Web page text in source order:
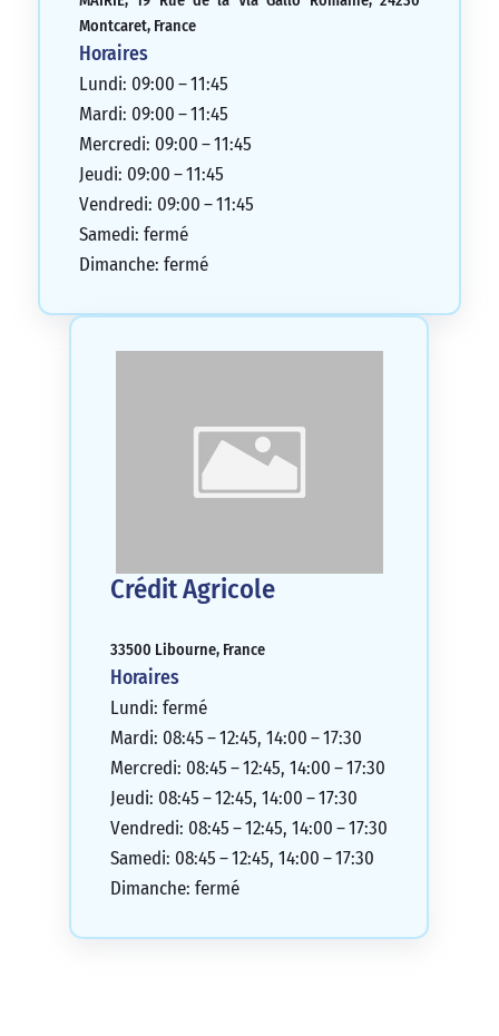
Montcaret, France
Horaires
Lundi: 09:00 – 11:45
Mardi: 09:00 – 11:45
Mercredi: 09:00 – 11:45
Jeudi: 09:00 – 11:45
Vendredi: 09:00 – 11:45
Samedi: fermé
Dimanche: fermé
Crédit Agricole
33500 Libourne, France
Horaires
Lundi: fermé
Mardi: 08:45 – 12:45, 14:00 – 17:30
Mercredi: 08:45 – 12:45, 14:00 – 17:30
Jeudi: 08:45 – 12:45, 14:00 – 17:30
Vendredi: 08:45 – 12:45, 14:00 – 17:30
Samedi: 08:45 – 12:45, 14:00 – 17:30
Dimanche: fermé